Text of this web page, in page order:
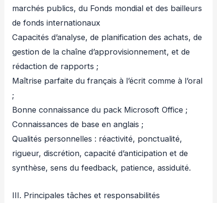
marchés publics, du Fonds mondial et des bailleurs
de fonds internationaux
Capacités d’analyse, de planification des achats, de
gestion de la chaîne d’approvisionnement, et de
rédaction de rapports ;
Maîtrise parfaite du français à l’écrit comme à l’oral
;
Bonne connaissance du pack Microsoft Office ;
Connaissances de base en anglais ;
Qualités personnelles : réactivité, ponctualité,
rigueur, discrétion, capacité d’anticipation et de
synthèse, sens du feedback, patience, assiduité.
III. Principales tâches et responsabilités